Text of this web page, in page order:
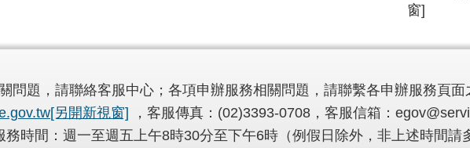
窗]
問題，請聯絡客服中心；各項申辦服務相關問題，請聯繫各申辦服務頁面
[另開新視窗] ，客服傳真：(02)3393-0708，客服信箱：
時間：週一至週五上午8時30分至下午6時（例假日除外，非上述時間請